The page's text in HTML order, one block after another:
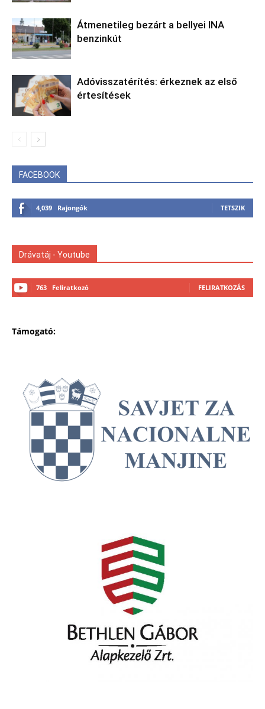
Átmenetileg bezárt a bellyei INA
benzinkút
Adóvisszatérítés: érkeznek az első
értesítések
FACEBOOK
4,039 Rajongók TETSZIK
Drávatáj - Youtube
763 Feliratkozó FELIRATKOZÁS
Támogató: